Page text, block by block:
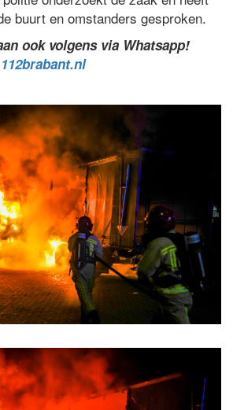
buurt en omstanders gesproken.
ook volgens via Whatsapp!